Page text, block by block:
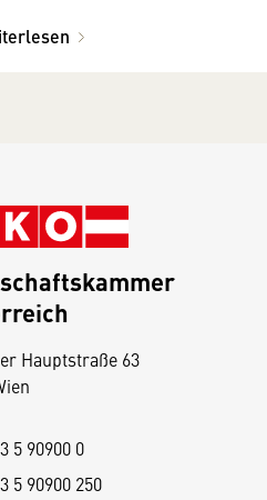
Hauptstraße 63
5 90900 0
5 90900 250